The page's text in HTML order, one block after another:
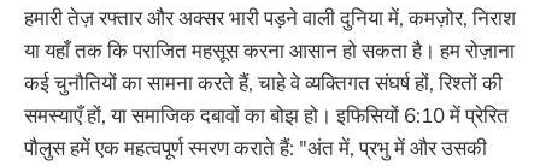
हमारी तेज़ रफ्तार और अक्सर भारी पड़ने वाली दुनिया में, कमज़ोर, निराश
या यहाँ तक कि पराजित महसूस करना आसान हो सकता है। हम रोज़ाना
कई चुनौतियों का सामना करते हैं, चाहे वे व्यक्तिगत संघर्ष हों, रिश्तों की
समस्याएँ हों, या समाजिक दबावों का बोझ हो। इफिसियों 6:10 में प्रेरित
पौलुस हमें एक महत्वपूर्ण स्मरण कराते हैं: "अंत में, प्रभु में और उसकी